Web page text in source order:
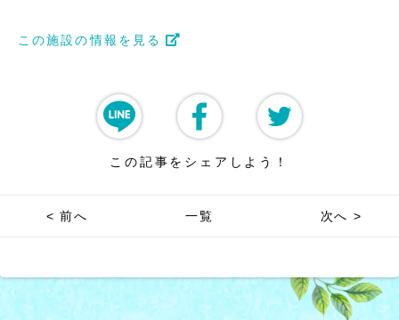
この施設の情報を見る
この記事をシェアしよう！
< 前へ 一覧 次へ >